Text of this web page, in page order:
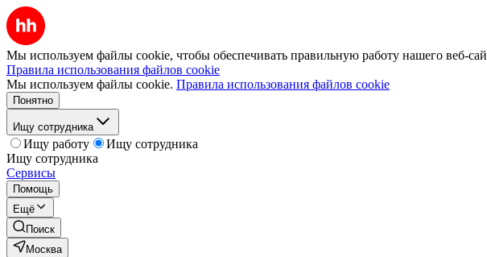
Мы используем файлы cookie, чтобы обеспечивать правильную работу нашего веб-
Правила использования файлов cookie
Мы используем файлы cookie. Правила использования файлов cookie
Понятно
Ищу сотрудника
Ищу работу
Ищу сотрудника
Ищу сотрудника
Сервисы
Помощь
Ещё
Поиск
Москва